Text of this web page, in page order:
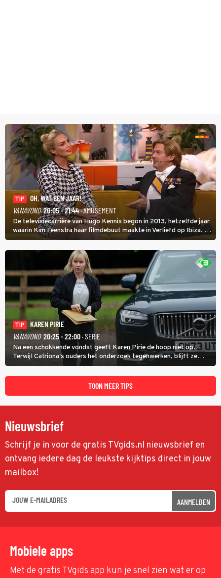
TIP
OH, WAT EEN JAAR!
VANAVOND 20:05 - 21:44· AMUSEMENT
De televisiecarrière van Hugo Kennis begon in 2013, hetzelfde jaar
waarin Kim Feenstra haar filmdebuut maakte in Verliefd op Ibiza. In
Oh, Wat een Jaar! wordt duidelijk wat ze nog meer weten van het
jaar waarin ze allebei eindtwintigers waren.
TIP
KAREN PIRIE
VANAVOND 20:25 - 22:00· SERIE
Na een schokkende vondst geeft Karen Pirie de hoop niet op.
Terwijl Catriona's ouders het onderzoek tegenwerken, blijft ze
speuren naar Adam. In deze slotaflevering van Karen Pirie leidt het
spoor via Frankrijk en Italië naar Malta.
TOON MEER TIPS
Nieuwsbrief
Schrijf je in voor de gratis TVgids.nl nieuwsbrief en
ontvang iedere dag de leukste kijktips direct in jouw
mailbox!
AANMELDEN
Mobiele apps
Met de gratis TVgids app kun je snel zien wat er op